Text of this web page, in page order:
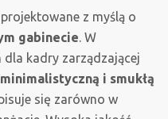
z myślą o
gabinecie. W
kadry zarządzającej
i smukłą
się zarówno w